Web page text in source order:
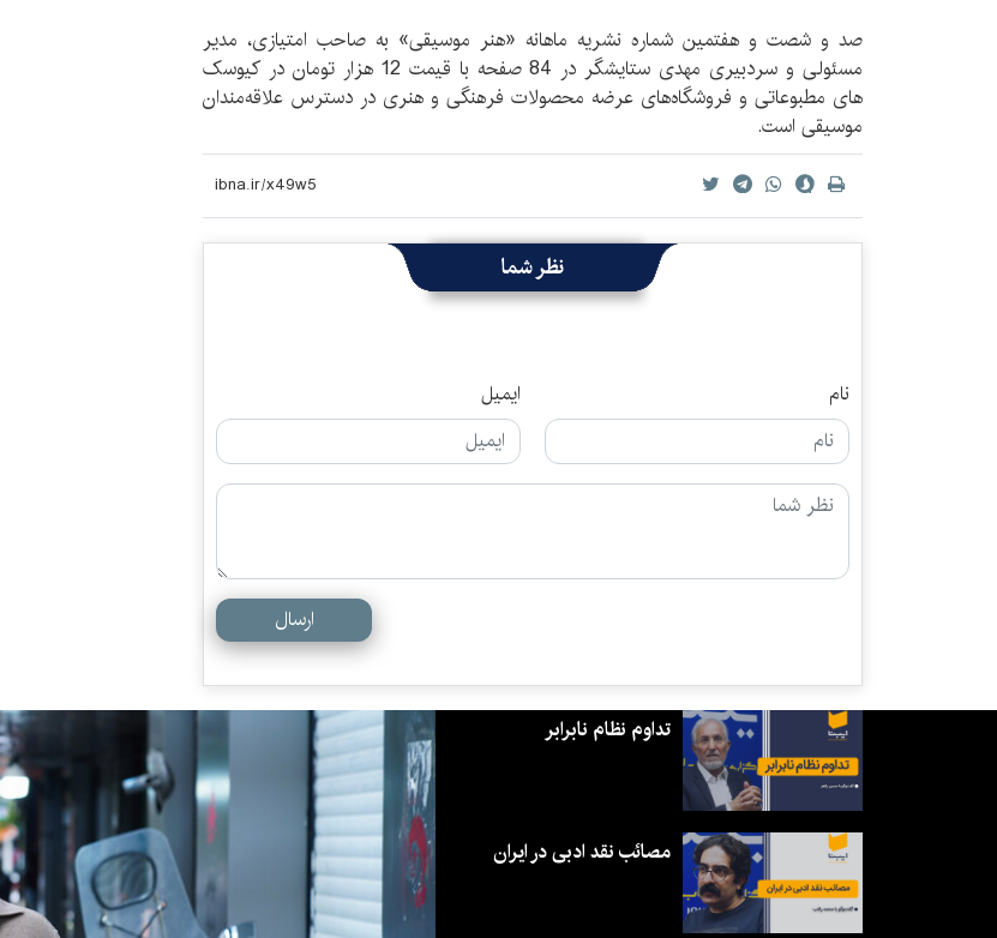
صد و شصت و هفتمین شماره نشریه ماهانه «هنر موسیقی» به صاحب امتیازی، مدیر
مسئولی و سردبیری مهدی ستایشگر در 84 صفحه با قیمت 12 هزار تومان در کیوسک
های مطبوعاتی و فروشگاه‌های عرضه محصولات فرهنگی و هنری در دسترس علاقه‌مندان
موسیقی است.
نظر شما
نام ایمیل
ارسال
تداوم نظام نابرابر
مصائب نقد ادبی در ایران